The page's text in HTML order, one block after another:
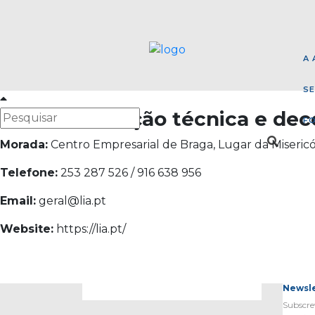
A
LIA – Iluminação técnica e
Morada: Centro Empresarial de Braga, Lugar da
Telefone: 253 287 526 / 916 638 956
Email: geral@lia.pt
Website: https://lia.pt/